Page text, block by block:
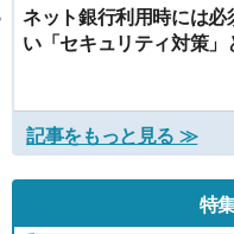
ネット銀行利用時には必
い「セキュリティ対策」
記事をもっと見る ≫
特